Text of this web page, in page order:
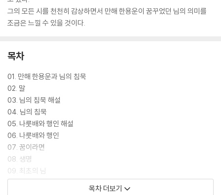
그의 모든 시를 천천히 감상하면서 만해 한용운이 꿈꾸었던 님의 의미를
조금은 느낄 수 있을 것이다.
목차
01. 만해 한용운과 님의 침묵
02. 말
03. 님의 침묵 해설
04. 님의 침묵
05. 나룻배와 행인 해설
06. 나룻배와 행인
07. 꿈이라면
08. 생명
09. 최초의 님
10. 당신이 아니더면
목차 더보기